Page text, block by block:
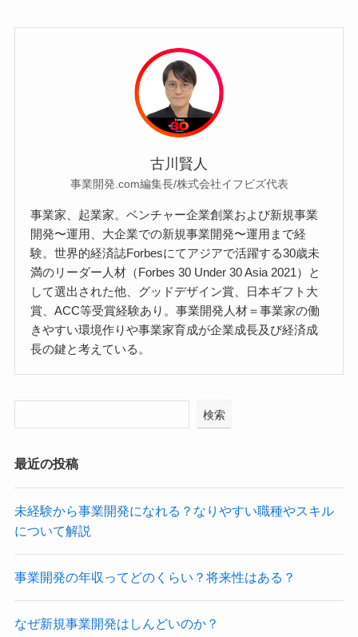
古川賢人
事業開発.com編集長/株式会社イフビズ代表
事業家、起業家。ベンチャー企業創業および新規事業
開発〜運用、大企業での新規事業開発〜運用まで経
験。世界的経済誌Forbesにてアジアで活躍する30歳未
満のリーダー人材（Forbes 30 Under 30 Asia 2021）と
して選出された他、グッドデザイン賞、日本ギフト大
賞、ACC等受賞経験あり。事業開発人材＝事業家の働
きやすい環境作りや事業家育成が企業成長及び経済成
長の鍵と考えている。
検索
最近の投稿
未経験から事業開発になれる？なりやすい職種やスキル
について解説
事業開発の年収ってどのくらい？将来性はある？
なぜ新規事業開発はしんどいのか？